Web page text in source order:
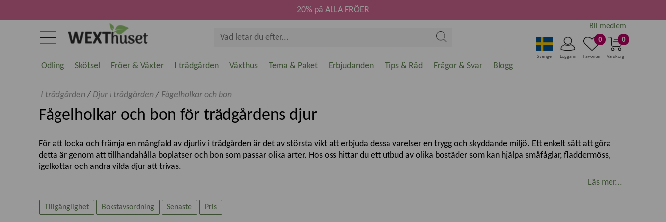
0
Varukorg
0
Favoriter
Logga in
Sverige
Bli medlem
20% på ALLA FRÖER
Odling Skötsel Fröer & Växter I trädgården Växthus Tema & Paket Erbjudanden Tips & Råd Frågor & Svar Blogg
I trädgården / Djur i trädgården / Fågelholkar och bon
Fågelholkar och bon för trädgårdens djur
För att locka och främja en mångfald av djurliv i trädgården är det av största vikt att erbjuda dessa varelser en trygg och skyddande miljö. Ett enkelt sätt att göra
detta är genom att tillhandahålla boplatser och bon som passar olika arter. Hos oss hittar du ett utbud av olika bostäder som kan hjälpa småfåglar, fladdermöss,
igelkottar och andra vilda djur att trivas.
För småfåglar erbjuder vi ett sortiment av fågelholkar och fågelbon som är designade för att passa deras behov. Dessa skyddande utrymmen ger fåglarna en säker
Läs mer...
Tillgänglighet Bokstavsordning Senaste Pris